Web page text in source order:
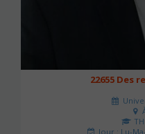
22655 Des
Jour : Lu-